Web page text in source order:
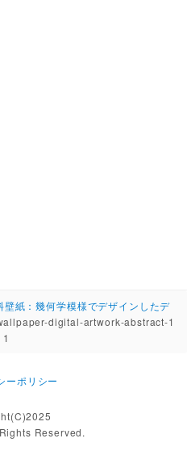
壁紙：幾何学模様でデザインしたデ
digital-artwork-abstract-1
1
ーポリシー
Reserved.